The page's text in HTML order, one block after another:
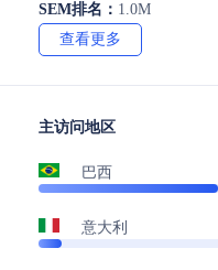
SEM排名： 1.0M
查看更多
主访问地区
巴西
意大利